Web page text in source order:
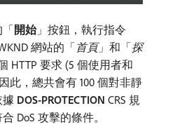
開始」按鈕，執行指令
網站的「首頁」和「探
HTTP 要求 (5 個使用者和
此，總共會有 100 個對非靜
DOS-PROTECTION CRS 規
DoS 攻擊的條件。